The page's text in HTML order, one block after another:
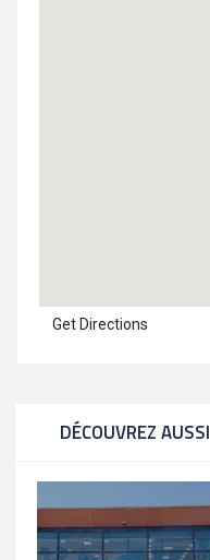
Get Directions
DÉCOUVREZ AUSSI